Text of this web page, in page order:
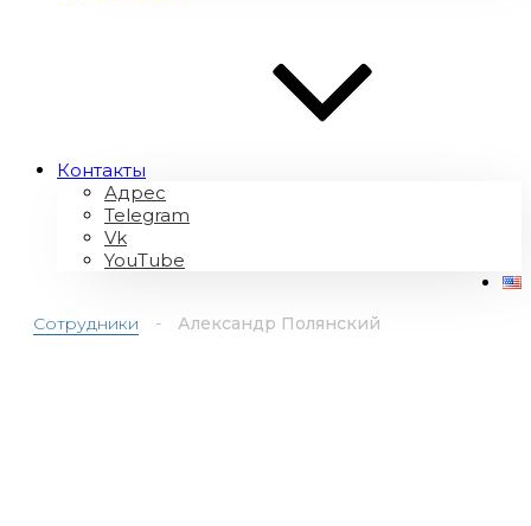
Контакты
Адрес
Telegram
Vk
YouTube
Сотрудники - Александр Полянский